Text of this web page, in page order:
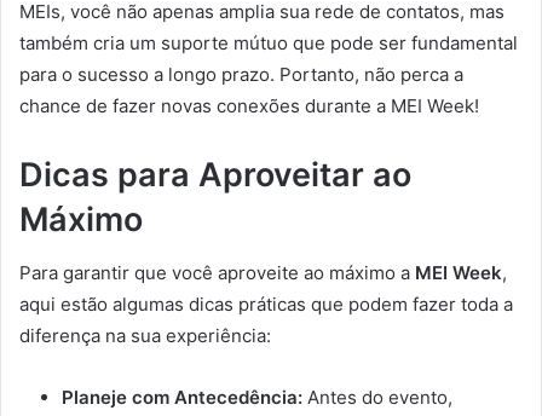
MEIs, você não apenas amplia sua rede de contatos, mas
também cria um suporte mútuo que pode ser fundamental
para o sucesso a longo prazo. Portanto, não perca a
chance de fazer novas conexões durante a MEI Week!
Dicas para Aproveitar ao
Máximo
Para garantir que você aproveite ao máximo a MEI Week,
aqui estão algumas dicas práticas que podem fazer toda a
diferença na sua experiência:
Planeje com Antecedência: Antes do evento,